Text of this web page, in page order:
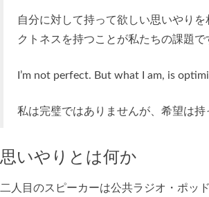
自分に対して持って欲しい思いやり
クトネスを持つことが私たちの課題で
I’m not perfect. But what I am, is
私は完璧ではありませんが、希望は持
思いやりとは何か
二人目のスピーカーは公共ラジオ・ポッ